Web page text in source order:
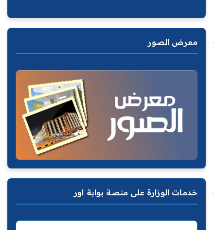
معرض الصور
خدمات الوزارة على منصة بوابة اور